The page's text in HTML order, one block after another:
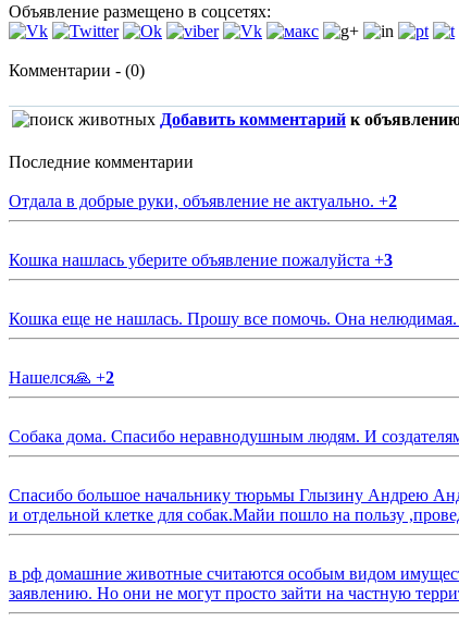
Объявление размещено в соцсетях:
Комментарии - (0)
Добавить комментарий к
Последние комментарии
Отдала в добрые руки, объявление не актуально. +2
Кошка нашлась уберите объявление пожалуйста +3
Кошка еще не нашлась. Прошу все помочь. Она нелюдимая.
Нашелся🙏 +2
Собака дома. Спасибо неравнодушным людям. И
Спасибо большое начальнику тюрьмы Глызину Андрею
и отдельной клетке для собак.Майи пошло на пользу
в рф домашние животные считаются особым видом
заявлению. Но они не могут просто зайти на частную